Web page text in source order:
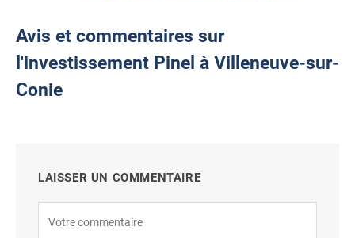
Avis et commentaires sur
l'investissement Pinel à Villeneuve-sur-
Conie
LAISSER UN COMMENTAIRE